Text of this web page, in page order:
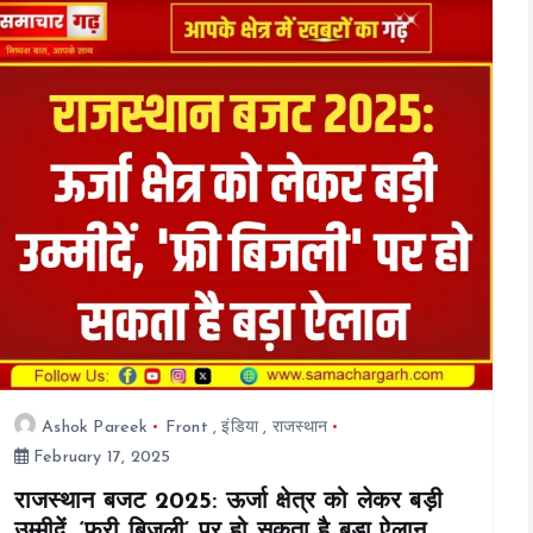
b
o
o
k
er
s
A
p
p
y
Li
n
k
re
Ashok Pareek Front ,इंडिया, राजस्थान
February 17, 2025
राजस्थान बजट 2025: ऊर्जा क्षेत्र को लेकर बड़ी